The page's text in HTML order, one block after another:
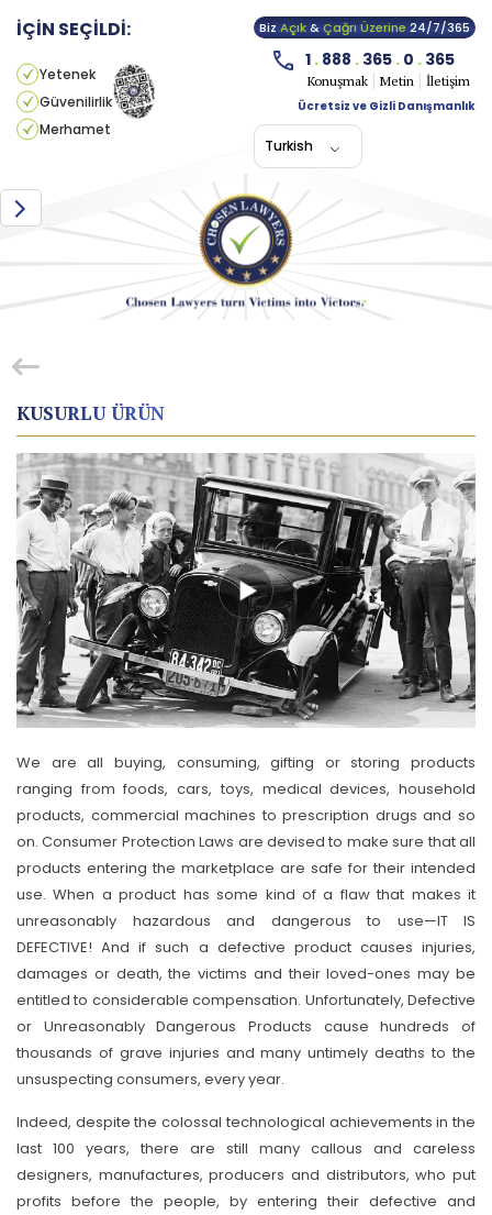
İÇİN SEÇİLDİ:
Yetenek
Güvenilirlik
Merhamet
BizAçık&Çağrı Üzerine24/7/365
1 . 888 . 365 . 0 . 365
Konuşmak Metin
İletişim
Ücretsiz ve Gizli Danışmanlık
Turkish
KUSURLU ÜRÜN
We are all buying, consuming, gifting or storing products
ranging from foods, cars, toys, medical devices, household
products, commercial machines to prescription drugs and so
on. Consumer Protection Laws are devised to make sure that all
products entering the marketplace are safe for their intended
use. When a product has some kind of a flaw that makes it
unreasonably hazardous and dangerous to use—IT IS
DEFECTIVE! And if such a defective product causes injuries,
damages or death, the victims and their loved-ones may be
entitled to considerable compensation. Unfortunately, Defective
or Unreasonably Dangerous Products cause hundreds of
thousands of grave injuries and many untimely deaths to the
unsuspecting consumers, every year.
Indeed, despite the colossal technological achievements in the
last 100 years, there are still many callous and careless
designers, manufactures, producers and distributors, who put
profits before the people, by entering their defective and